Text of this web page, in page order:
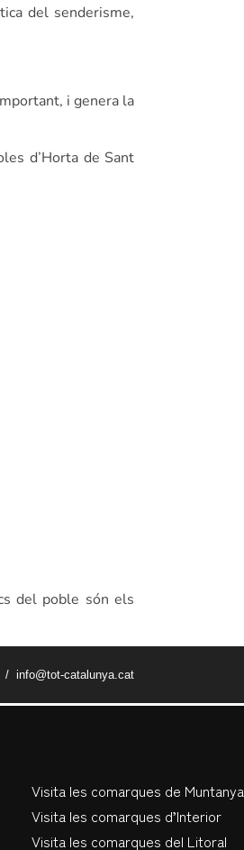
del senderisme,
i genera la
d’Horta de Sant
del poble són els
/ info@tot-catalunya.cat
Visita les comarques de Muntanya
Visita les comarques d’Interior
Visita les comarques del Litoral